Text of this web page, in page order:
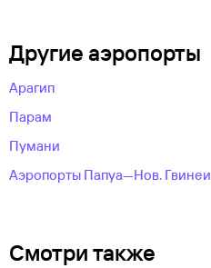
Другие аэропорты
Арагип
Парам
Пумани
Аэропорты Папуа—Нов. Гвинеи
Смотри также